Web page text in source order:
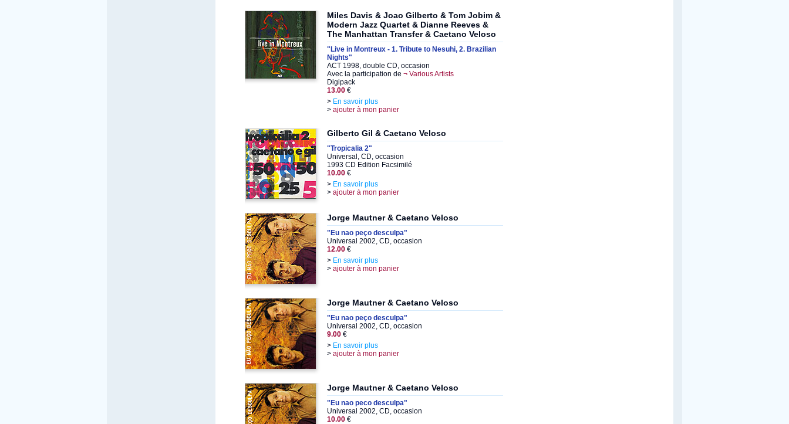
Miles Davis & Joao Gilberto & Tom Jobim &
Modern Jazz Quartet & Dianne Reeves &
The Manhattan Transfer & Caetano Veloso
"Live in Montreux - 1. Tribute to Nesuhi, 2. Brazilian
Nights"
ACT 1998, double CD, occasion
Avec la participation de ¬ Various Artists
Digipack
13.00 €
> En savoir plus
> ajouter à mon panier
Gilberto Gil & Caetano Veloso
"Tropicalia 2"
Universal, CD, occasion
1993 CD Edition Facsimilé
10.00 €
> En savoir plus
> ajouter à mon panier
Jorge Mautner & Caetano Veloso
"Eu nao peço desculpa"
Universal 2002, CD, occasion
12.00 €
> En savoir plus
> ajouter à mon panier
Jorge Mautner & Caetano Veloso
"Eu nao peço desculpa"
Universal 2002, CD, occasion
9.00 €
> En savoir plus
> ajouter à mon panier
Jorge Mautner & Caetano Veloso
"Eu nao peco desculpa"
Universal 2002, CD, occasion
10.00 €